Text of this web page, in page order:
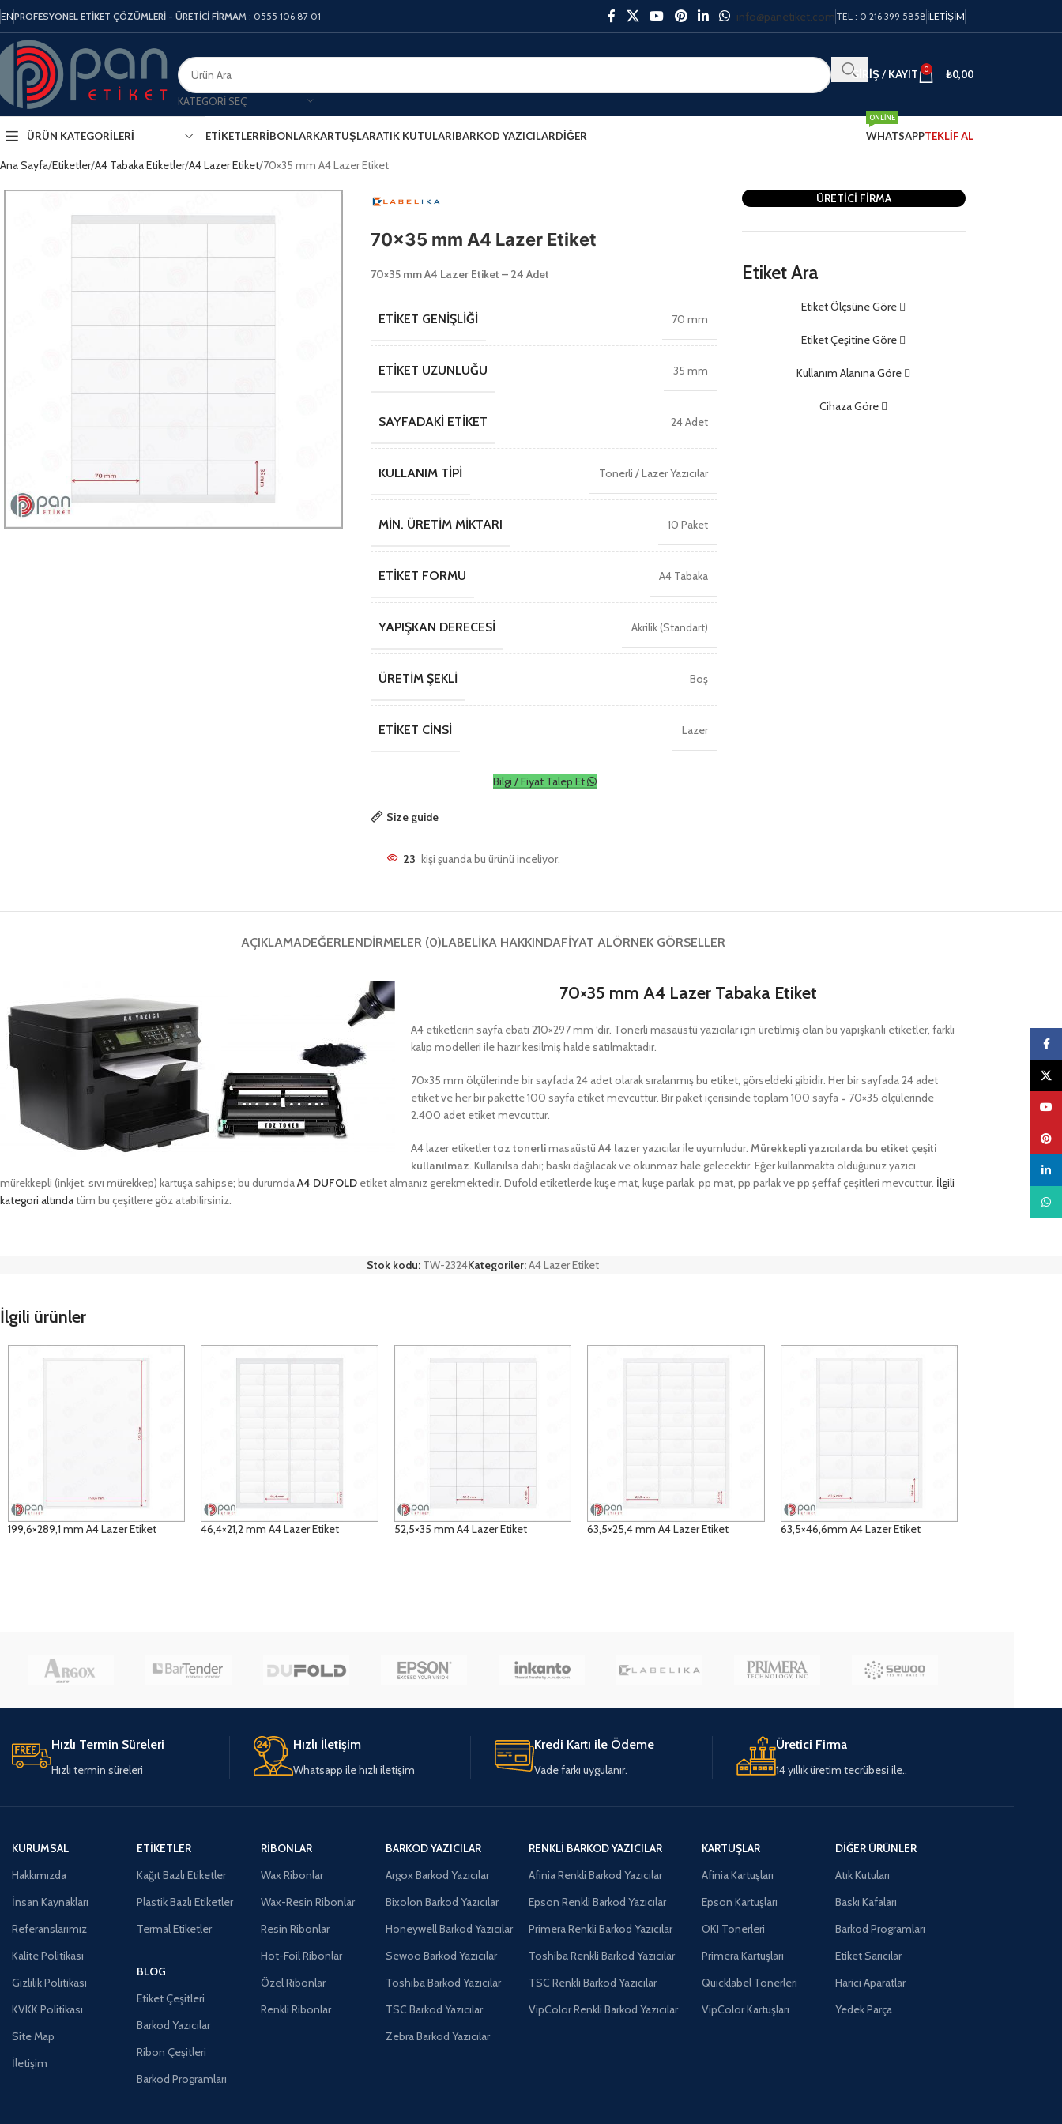
ENPROFESYONEL ETİKET ÇÖZÜMLERİ - ÜRETİCİ FİRMAM : 0555 106 87 01 info@panetiket.com TEL : 0 216 399 5858 İLETIŞIM
KATEGORI SEÇ
GIRIŞ / KAYIT 0 ₺0,00
ÜRÜN KATEGORILERI ETIKETLERRIBONLARKARTUŞLARATIK KUTULARIBARKOD YAZICILARDIĞER WHATSAPP
ONLINE
TEKLİF AL
Ana Sayfa Etiketler A4 Tabaka Etiketler A4 Lazer Etiket 70×35 mm A4 Lazer Etiket
70×35 mm A4 Lazer Etiket
70×35 mm A4 Lazer Etiket – 24 Adet
ETIKET GENIŞLIĞI 70 mm
ETIKET UZUNLUĞU 35 mm
SAYFADAKI ETIKET 24 Adet
KULLANIM TIPI Tonerli / Lazer Yazıcılar
MIN. ÜRETIM MIKTARI 10 Paket
ETIKET FORMU A4 Tabaka
YAPIŞKAN DERECESI Akrilik (Standart)
ÜRETIM ŞEKLI Boş
ETIKET CINSI Lazer
Bilgi / Fiyat Talep Et
Size guide
23 kişi şuanda bu ürünü inceliyor.
ÜRETİCİ FİRMA
Etiket Ara
Etiket Ölçsüne Göre
Etiket Çeşitine Göre
Kullanım Alanına Göre
Cihaza Göre
AÇIKLAMADEĞERLENDIRMELER (0)LABELIKA HAKKINDAFIYAT ALÖRNEK GÖRSELLER
70×35 mm A4 Lazer Tabaka Etiket
A4 etiketlerin sayfa ebatı 210×297 mm ‘dir. Tonerli masaüstü yazıcılar için üretilmiş olan bu yapışkanlı etiketler, farklı
kalıp modelleri ile hazır kesilmiş halde satılmaktadır.
70×35 mm ölçülerinde bir sayfada 24 adet olarak sıralanmış bu etiket, görseldeki gibidir. Her bir sayfada 24 adet
etiket ve her bir pakette 100 sayfa etiket mevcuttur. Bir paket içerisinde toplam 100 sayfa = 70×35 ölçülerinde
2.400 adet etiket mevcuttur.
A4 lazer etiketlertoz tonerlimasaüstü A4 lazeryazıcılar ile uyumludur. Mürekkepli yazıcılarda bu etiket çeşiti
kullanılmaz. Kullanılsa dahi; baskı dağılacak ve okunmaz hale gelecektir. Eğer kullanmakta olduğunuz yazıcı
mürekkepli (inkjet, sıvı mürekkep) kartuşa sahipse; bu durumdaA4 DUFOLD etiket almanız gerekmektedir. Dufold etiketlerde kuşe mat, kuşe parlak, pp mat, pp parlak ve pp şeffaf çeşitleri mevcuttur. İlgili
kategori altındatüm bu çeşitlere göz atabilirsiniz.
Stok kodu: TW-2324Kategoriler:A4 Lazer Etiket
İlgili ürünler
199,6×289,1 mm A4 Lazer Etiket 46,4×21,2 mm A4 Lazer Etiket 52,5×35 mm A4 Lazer Etiket 63,5×25,4 mm A4 Lazer Etiket 63,5×46,6mm A4 Lazer Etiket
Hızlı Termin Süreleri
Hızlı termin süreleri
Hızlı İletişim
Whatsapp ile hızlı iletişim
Kredi Kartı ile Ödeme
Vade farkı uygulanır.
Üretici Firma
14 yıllık üretim tecrübesi ile..
KURUMSAL
Hakkımızda
İnsan Kaynakları
Referanslarımız
Kalite Politikası
Gizlilik Politikası
KVKK Politikası
Site Map
İletişim
ETIKETLER
Kağıt Bazlı Etiketler
Plastik Bazlı Etiketler
Termal Etiketler
BLOG
Etiket Çeşitleri
Barkod Yazıcılar
Ribon Çeşitleri
Barkod Programları
RIBONLAR
Wax Ribonlar
Wax-Resin Ribonlar
Resin Ribonlar
Hot-Foil Ribonlar
Özel Ribonlar
Renkli Ribonlar
BARKOD YAZICILAR
Argox Barkod Yazıcılar
Bixolon Barkod Yazıcılar
Honeywell Barkod Yazıcılar
Sewoo Barkod Yazıcılar
Toshiba Barkod Yazıcılar
TSC Barkod Yazıcılar
Zebra Barkod Yazıcılar
RENKLI BARKOD YAZICILAR
Afinia Renkli Barkod Yazıcılar
Epson Renkli Barkod Yazıcılar
Primera Renkli Barkod Yazıcılar
Toshiba Renkli Barkod Yazıcılar
TSC Renkli Barkod Yazıcılar
VipColor Renkli Barkod Yazıcılar
KARTUŞLAR
Afinia Kartuşları
Epson Kartuşları
OKI Tonerleri
Primera Kartuşları
Quicklabel Tonerleri
VipColor Kartuşları
DIĞER ÜRÜNLER
Atık Kutuları
Baskı Kafaları
Barkod Programları
Etiket Sarıcılar
Harici Aparatlar
Yedek Parça